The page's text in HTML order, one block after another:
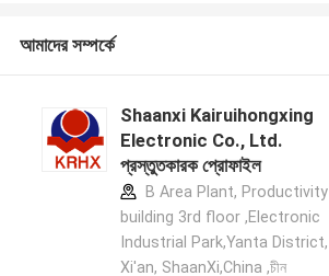
আমাদের সম্পর্কে
Shaanxi Kairuihongxing
Electronic Co., Ltd.
প্রস্তুতকারক প্রোফাইল
B Area Plant, Productivity
building 3rd floor ,Electronic
Industrial Park,Yanta District,
Xi'an, ShaanXi,China ,চীন